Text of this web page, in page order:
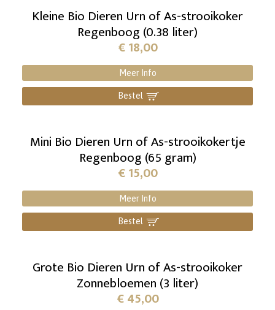
Kleine Bio Dieren Urn of As-strooikoker
Regenboog (0.38 liter)
€18,00
Meer Info
Bestel ]
Mini Bio Dieren Urn of As-strooikokertje
Regenboog (65 gram)
€15,00
Meer Info
Bestel ]
Grote Bio Dieren Urn of As-strooikoker
Zonnebloemen (3 liter)
€45,00